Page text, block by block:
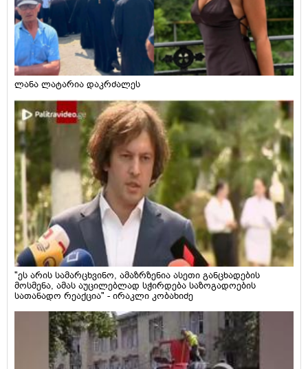
ლანა ლატარია დაკრძალეს
"ეს არის სამარცხვინო, ამაზრზენია ასეთი განცხადების
მოსმენა, ამას აუცილებლად სჭირდება საზოგადოების
სათანადო რეაქცია" - ირაკლი კობახიძე